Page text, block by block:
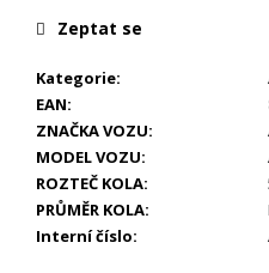
Kategorie:
EAN:
ZNAČKA VOZU:
MODEL VOZU:
ROZTEČ KOLA:
PRŮMĚR KOLA:
Interní číslo:
Zeptat se